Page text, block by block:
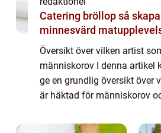
Catering bröllop så skapar du en
minnesvärd
Översikt över vilken artist
människorov I denna artikel
ge en grundlig översikt över
är häktad för människorov
se på vad det innebär, vilka